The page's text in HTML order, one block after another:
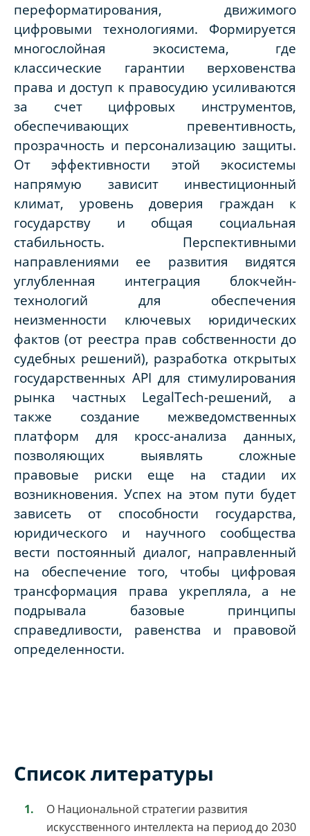
переформатирования, движимого
цифровыми технологиями. Формируется
многослойная экосистема, где
классические гарантии верховенства
права и доступ к правосудию усиливаются
за счет цифровых инструментов,
обеспечивающих превентивность,
прозрачность и персонализацию защиты.
От эффективности этой экосистемы
напрямую зависит инвестиционный
климат, уровень доверия граждан к
государству и общая социальная
стабильность. Перспективными
направлениями ее развития видятся
углубленная интеграция блокчейн-
технологий для обеспечения
неизменности ключевых юридических
фактов (от реестра прав собственности до
судебных решений), разработка открытых
государственных API для стимулирования
рынка частных LegalTech-решений, а
также создание межведомственных
платформ для кросс-анализа данных,
позволяющих выявлять сложные
правовые риски еще на стадии их
возникновения. Успех на этом пути будет
зависеть от способности государства,
юридического и научного сообщества
вести постоянный диалог, направленный
на обеспечение того, чтобы цифровая
трансформация права укрепляла, а не
подрывала базовые принципы
справедливости, равенства и правовой
определенности.
Список литературы
О Национальной стратегии развития
искусственного интеллекта на период до 2030